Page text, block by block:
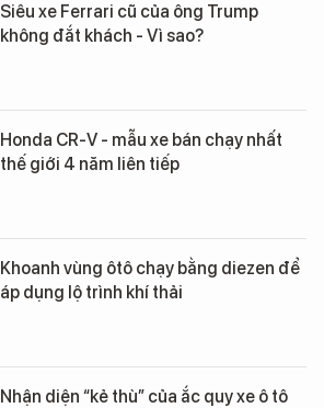
Siêu xe Ferrari cũ của ông Trump
không đắt khách - Vì sao?
Honda CR-V - mẫu xe bán chạy nhất
thế giới 4 năm liên tiếp
Khoanh vùng ôtô chạy bằng diezen để
áp dụng lộ trình khí thải
Nhận diện “kẻ thù” của ắc quy xe ô tô